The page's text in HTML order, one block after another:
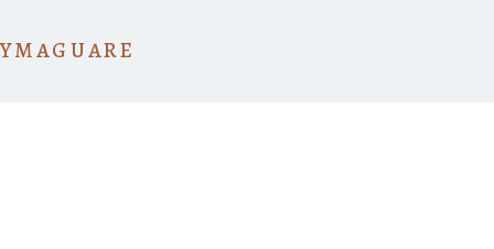
YMAGUARE